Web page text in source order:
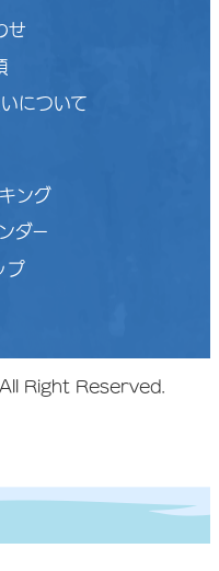
せ
について
ング
ダー
プ
Right Reserved.